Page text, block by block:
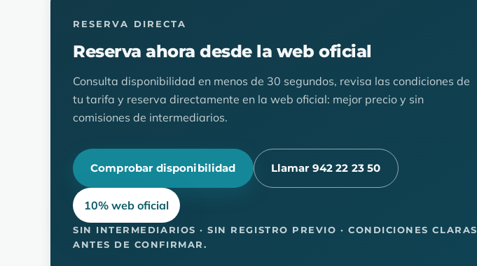
RESERVA DIRECTA
Reserva ahora desde la web oficial
Consulta disponibilidad en menos de 30 segundos, revisa las condiciones de
tu tarifa y reserva directamente en la web oficial: mejor precio y sin
comisiones de intermediarios.
Comprobar disponibilidad Llamar 942 22 23 50
10% web oficial
SIN INTERMEDIARIOS · SIN REGISTRO PREVIO · CONDICIONES CLARAS
ANTES DE CONFIRMAR.